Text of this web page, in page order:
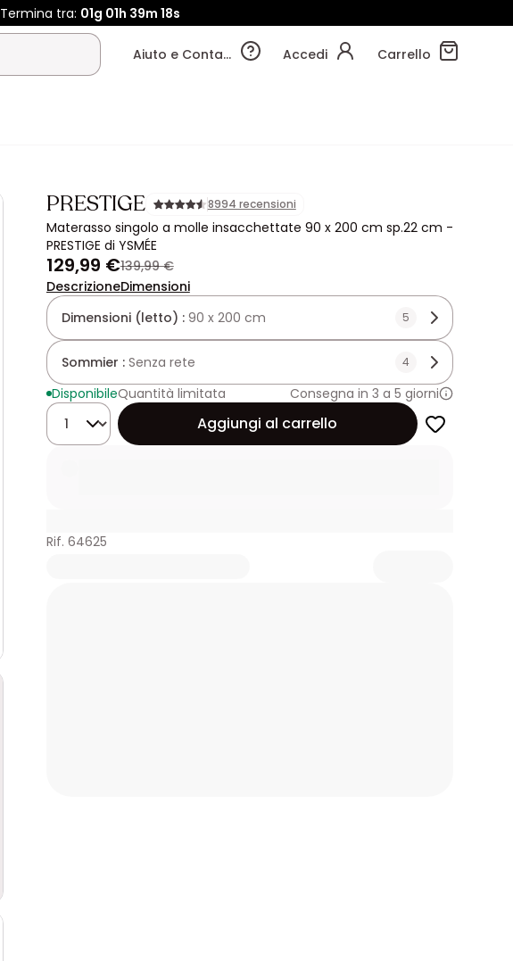
Termina tra: 01g 01h 39m 16s
Aiuto e Contatti Accedi Carrello
PRESTIGE 8994 recensioni
Materasso singolo a molle insacchettate 90 x 200 cm sp.22 cm -
PRESTIGE di YSMÉE
129,99 €139,99 €
DescrizioneDimensioni
Dimensioni (letto) : 90 x 200 cm 5
Sommier : Senza rete 4
DisponibileQuantità limitata
Consegna in 3 a 5 giorni
Quantità
Aggiungi al carrello
Rif. 64625